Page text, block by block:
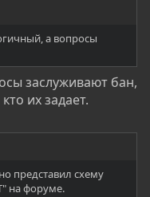
задумался, а
просто, почему
Не нужно
далеко не
реальной
аргумент:
кто-то захочет
процесс и
никто не хочет
а вопросы
заслуживают бан,
их задает.
представил схему
на форуме.